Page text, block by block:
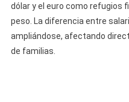
dólar y el euro como refugios
peso. La diferencia entre
ampliándose, afectando
de familias.